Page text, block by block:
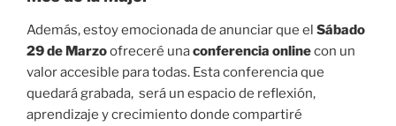
Además, estoy emocionada de anunciar que el Sábado
29 de Marzoofreceré unaconferencia onlinecon un
valor accesible para todas. Esta conferencia que
quedará grabada, será un espacio de reflexión,
aprendizaje y crecimiento donde compartiré